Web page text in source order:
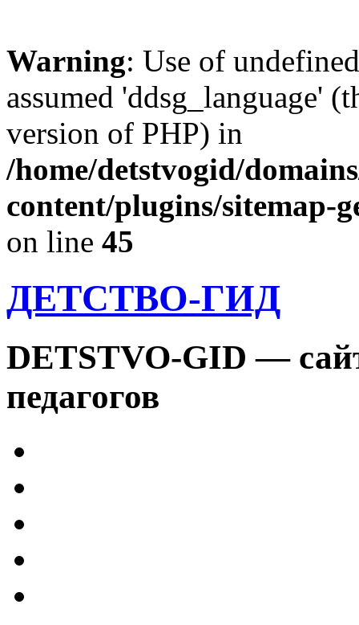
Warning: Use of
assumed 'ddsg_language'
version of PHP) in
/home/detstvogid/
content/plugins/sitemap-
on line 45
ДЕТСТВО-ГИД
DETSTVO-GID —
педагогов